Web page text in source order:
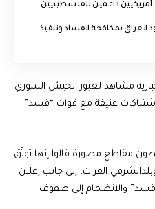
داعمين للفلسطينيين
العراق بمكافحة الفساد وتنفيذ
مشاهد لعبور الجيش السوري
عنيفة مع قوات “قسد”
مقاطع مصورة قالوا إنها توثّق
الفرات، إلى جانب إعلان
والانضمام إلى صفوف